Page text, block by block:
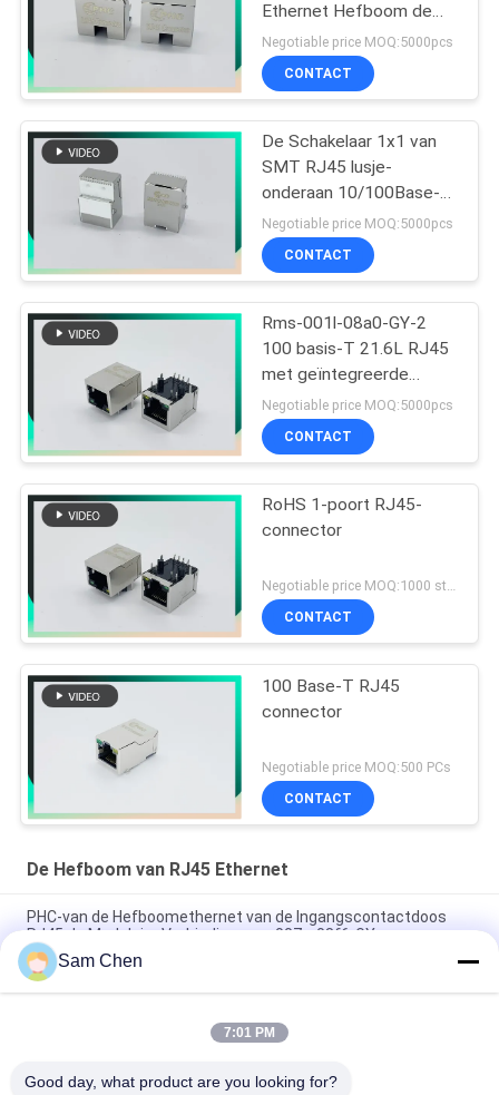
Ethernet Hefboom de
Schakelaar met LEIDENE
8P8C compenseerde
Type met Klemmen
Negotiable price MOQ:5000pcs
CONTACT
De Schakelaar 1x1 van
SMT RJ45 lusje-
onderaan 10/100Base-t
MIC26023-5134W-LF3
PHCONN
Negotiable price MOQ:5000pcs
CONTACT
Rms-001l-08a0-GY-2
100 basis-T 21.6L RJ45
met geïntegreerde
magnetics met G/Y LEDs
Negotiable price MOQ:5000pcs
CONTACT
RoHS 1-poort RJ45-
connector
Negotiable price MOQ:1000 stuks
CONTACT
100 Base-T RJ45
connector
Negotiable price MOQ:500 PCs
CONTACT
De Hefboom van RJ45 Ethernet
PHC-van de Hefboomethernet van de Ingangscontactdoos
RJ45 de Modulaire Verbinding rms-007c-08f6-GY
Magnetische RJ45 Ethernet Jack RMA-392G-160F13-22 2 x 8
Haven PBT
RJ45-de Enige Haven van de Netwerkhaven 8P8C Netwerk van
Sam Chen
7:01 PM
Good day, what product are you looking for?